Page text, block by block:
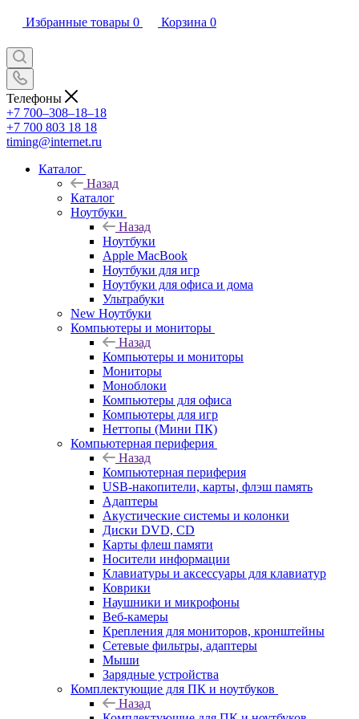
Избранные товары 0 Корзина 0
Телефоны
+7 700‒308‒18‒18
+7 700 803 18 18
timing@internet.ru
Каталог
Назад
Каталог
Ноутбуки
Назад
Ноутбуки
Apple MacBook
Ноутбуки для игр
Ноутбуки для офиса и дома
Ультрабуки
New Ноутбуки
Компьютеры и мониторы
Назад
Компьютеры и мониторы
Мониторы
Моноблоки
Компьютеры для офиса
Компьютеры для игр
Неттопы (Мини ПК)
Компьютерная периферия
Назад
Компьютерная периферия
USB-накопители, карты, флэш память
Адаптеры
Акустические системы и колонки
Диски DVD, CD
Карты флеш памяти
Носители информации
Клавиатуры и аксессуары для клавиатур
Коврики
Наушники и микрофоны
Веб-камеры
Крепления для мониторов, кронштейны
Сетевые фильтры, адаптеры
Мыши
Зарядные устройства
Комплектующие для ПК и ноутбуков
Назад